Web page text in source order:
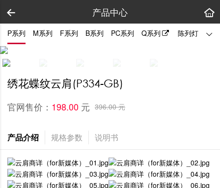
产品中心
P系列 M系列 F系列 B系列 PC系列 Q系列 陈列灯 拼
绣花蝶纹云肩(P334-GB)
官网售价： 198.00 元 396.00 元
产品介绍 规格参数 说明书